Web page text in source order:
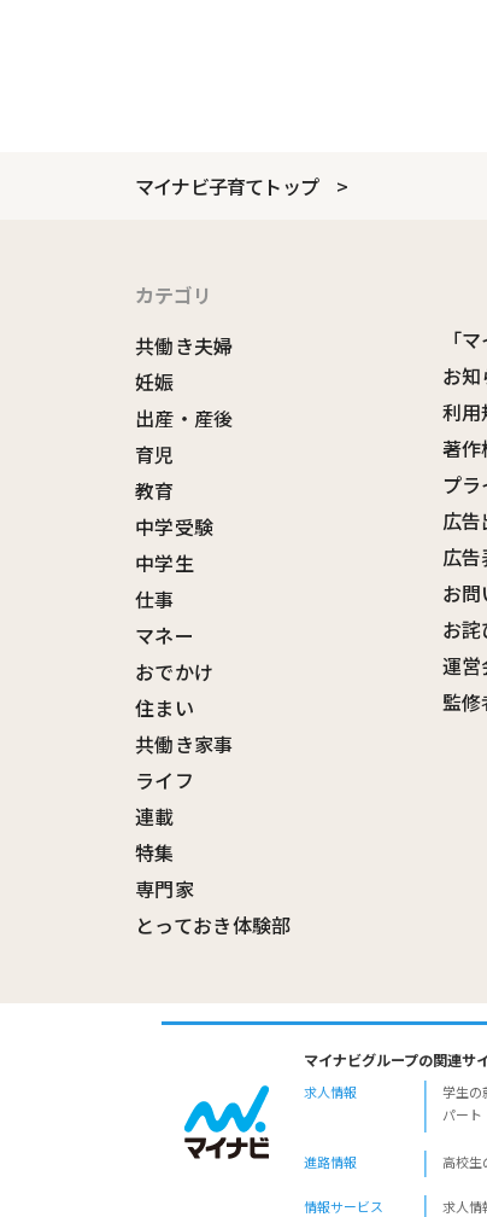
マイナビ子育てトップ
カテゴリ
共働き夫婦
妊娠
出産・産後
育児
教育
中学受験
中学生
仕事
マネー
おでかけ
住まい
共働き家事
ライフ
連載
特集
専門家
とっておき体験部
「
お
利用
著作
プ
広
広
お
お
運
監
マイナビグループの関連サ
求人情報 学生の
パート
進路情報 高校生
情報サービス 求人情